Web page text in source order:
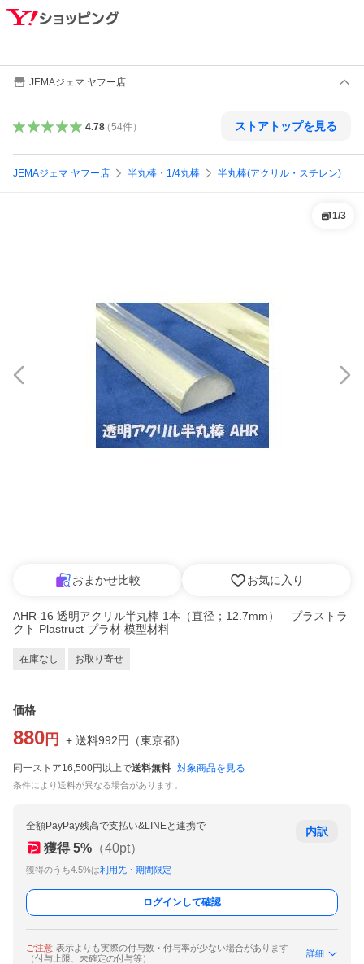
JEMAジェマ ヤフー店
4.78（54件） ストアトップを見る
JEMAジェマ ヤフー店 半丸棒・1/4丸棒 半丸棒(アクリル・スチレン)
1/3
おまかせ比較 お気に入り
AHR-16 透明アクリル半丸棒 1本（直径；12.7mm） プラストラ
クト Plastruct プラ材 模型材料
在庫なし お取り寄せ
価格
880 円 + 送料992円 （東京都）
同一ストア16,500円以上で送料無料 対象商品を見る
条件により送料が異なる場合があります。
全額PayPay残高で支払い&LINEと連携で
獲得 5% （40pt）
獲得のうち4.5%は利用先・期間限定
内訳
ログインして確認
ご注意 表示よりも実際の付与数・付与率が少ない場合があります
（付与上限、未確定の付与等）
詳細